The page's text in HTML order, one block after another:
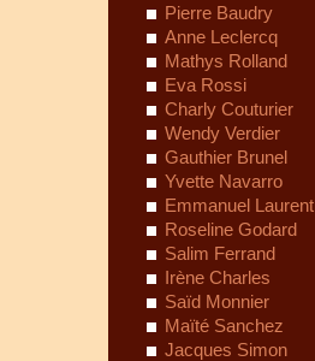
Pierre Baudry
Anne Leclercq
Mathys Rolland
Eva Rossi
Charly Couturier
Wendy Verdier
Gauthier Brunel
Yvette Navarro
Emmanuel Laurent
Roseline Godard
Salim Ferrand
Irène Charles
Saïd Monnier
Maïté Sanchez
Jacques Simon